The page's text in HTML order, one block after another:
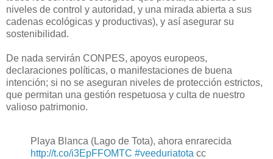
niveles de control y autoridad, y una mirada abierta a sus
cadenas ecológicas y productivas), y así asegurar su
sostenibilidad.
De nada servirán CONPES, apoyos europeos,
declaraciones políticas, o manifestaciones de buena
intención; si no se aseguran niveles de protección estrictos,
que permitan una gestión respetuosa y culta de nuestro
valioso patrimonio.
Playa Blanca (Lago de Tota), ahora enrarecida
http://t.co/i3EpFFOMTC #veeduriatota cc